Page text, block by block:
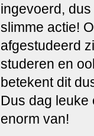
ingevoerd,
slimme actie!
afgestudeerd
studeren en
betekent dit
Dus dag leuke
enorm van!